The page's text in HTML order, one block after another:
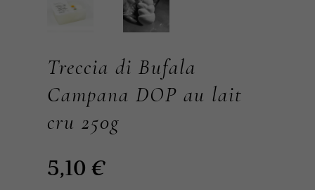
Treccia di Bufala
Campana DOP au lait
cru 250g
5,10€